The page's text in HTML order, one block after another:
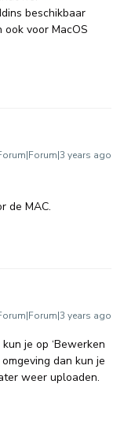
beschikbaar
voor MacOS
years ago
de MAC.
years ago
je op ‘Bewerken
dan kun je
weer uploaden.